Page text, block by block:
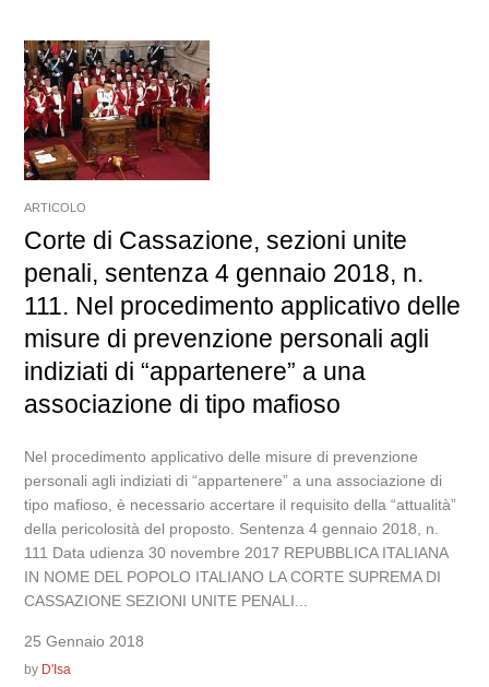
ARTICOLO
Corte di Cassazione, sezioni unite
penali, sentenza 4 gennaio 2018, n.
111. Nel procedimento applicativo delle
misure di prevenzione personali agli
indiziati di “appartenere” a una
associazione di tipo mafioso
Nel procedimento applicativo delle misure di prevenzione
personali agli indiziati di “appartenere” a una associazione di
tipo mafioso, è necessario accertare il requisito della “attualità”
della pericolosità del proposto. Sentenza 4 gennaio 2018, n.
111 Data udienza 30 novembre 2017 REPUBBLICA ITALIANA
IN NOME DEL POPOLO ITALIANO LA CORTE SUPREMA DI
CASSAZIONE SEZIONI UNITE PENALI...
25 Gennaio 2018
by D'Isa